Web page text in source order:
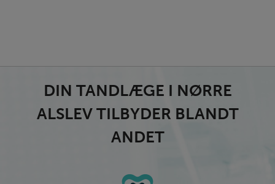
DIN TANDLÆGE I NØRRE
ALSLEV TILBYDER BLANDT
ANDET